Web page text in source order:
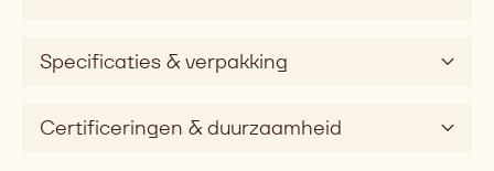
Specificaties & verpakking
Certificeringen & duurzaamheid